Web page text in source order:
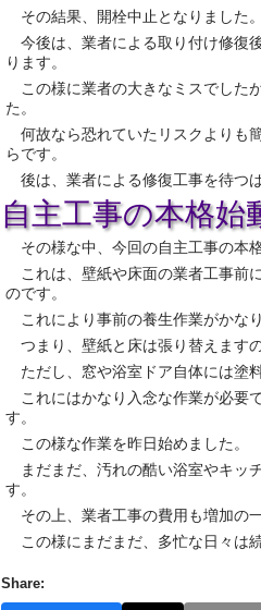
その結果、開栓中止となりました。
今後は、業者による取り付け修復
ります。
この様に業者の大きなミスでした
た。
何故なら恐れていたリスクよりも
らです。
後は、業者による修復工事を待つ
自主工事の本格始
その様な中、今回の自主工事の本
これは、壁紙や床面の業者工事前
のです。
これにより事前の養生作業がかな
つまり、壁紙と床は張り替えます
ただし、窓や浴室ドア自体には塗
これにはかなり入念な作業が必要
す。
この様な作業を昨日始めました。
まだまだ、汚れの酷い浴室やキッ
す。
その上、業者工事の費用も増加の
この様にまだまだ、多忙な日々は
Share: